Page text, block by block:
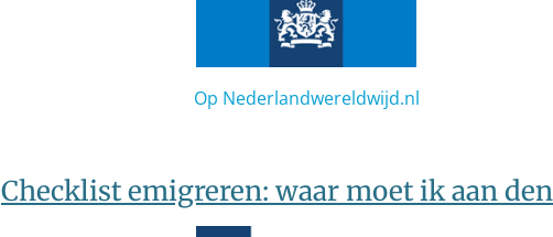
Op Nederlandwereldwijd.nl
Checklist emigreren: waar moet ik aan